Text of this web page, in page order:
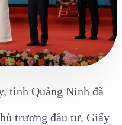
tỉnh Quảng Ninh đã
trương đầu tư, Giấy